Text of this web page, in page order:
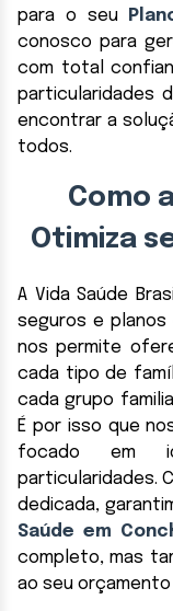
para o seu
conosco para
com total
particularidades
encontrar a
todos.
Como
Otimiza
A Vida Saúde
seguros e planos
nos permite
cada tipo de
cada grupo
É por isso que
focado em
particularidades.
dedicada,
Saúde em
completo, mas
ao seu orçamento